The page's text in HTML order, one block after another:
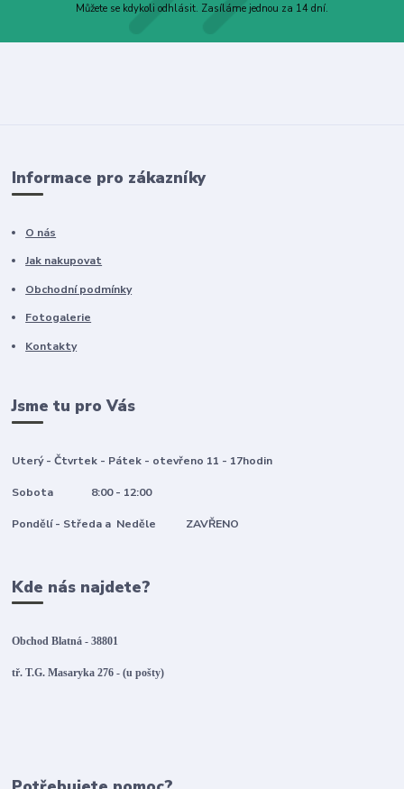
Můžete se kdykoli odhlásit. Zasíláme jednou za 14 dní.
Informace pro zákazníky
O nás
Jak nakupovat
Obchodní podmínky
Fotogalerie
Kontakty
Jsme tu pro Vás
Uterý - Čtvrtek - Pátek - otevřeno 11 - 17hodin
Sobota 8:00 - 12:00
Pondělí - Středa a Neděle ZAVŘENO
Kde nás najdete?
Obchod Blatná - 38801
tř. T.G. Masaryka 276 - (u pošty)